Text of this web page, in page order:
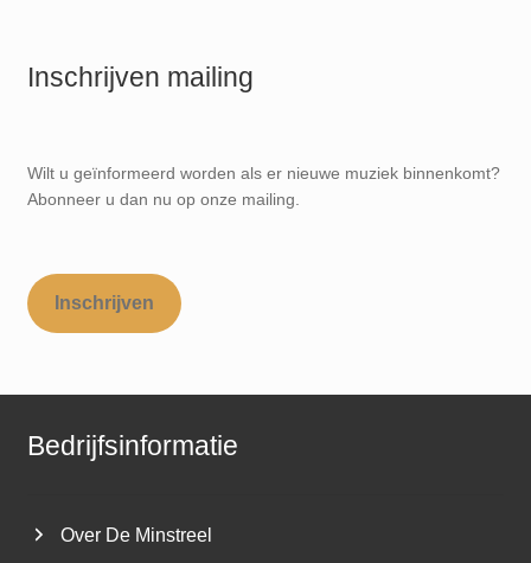
Inschrijven mailing
Wilt u geïnformeerd worden als er nieuwe muziek binnenkomt?
Abonneer u dan nu op onze mailing.
Inschrijven
Bedrijfsinformatie
Over De Minstreel